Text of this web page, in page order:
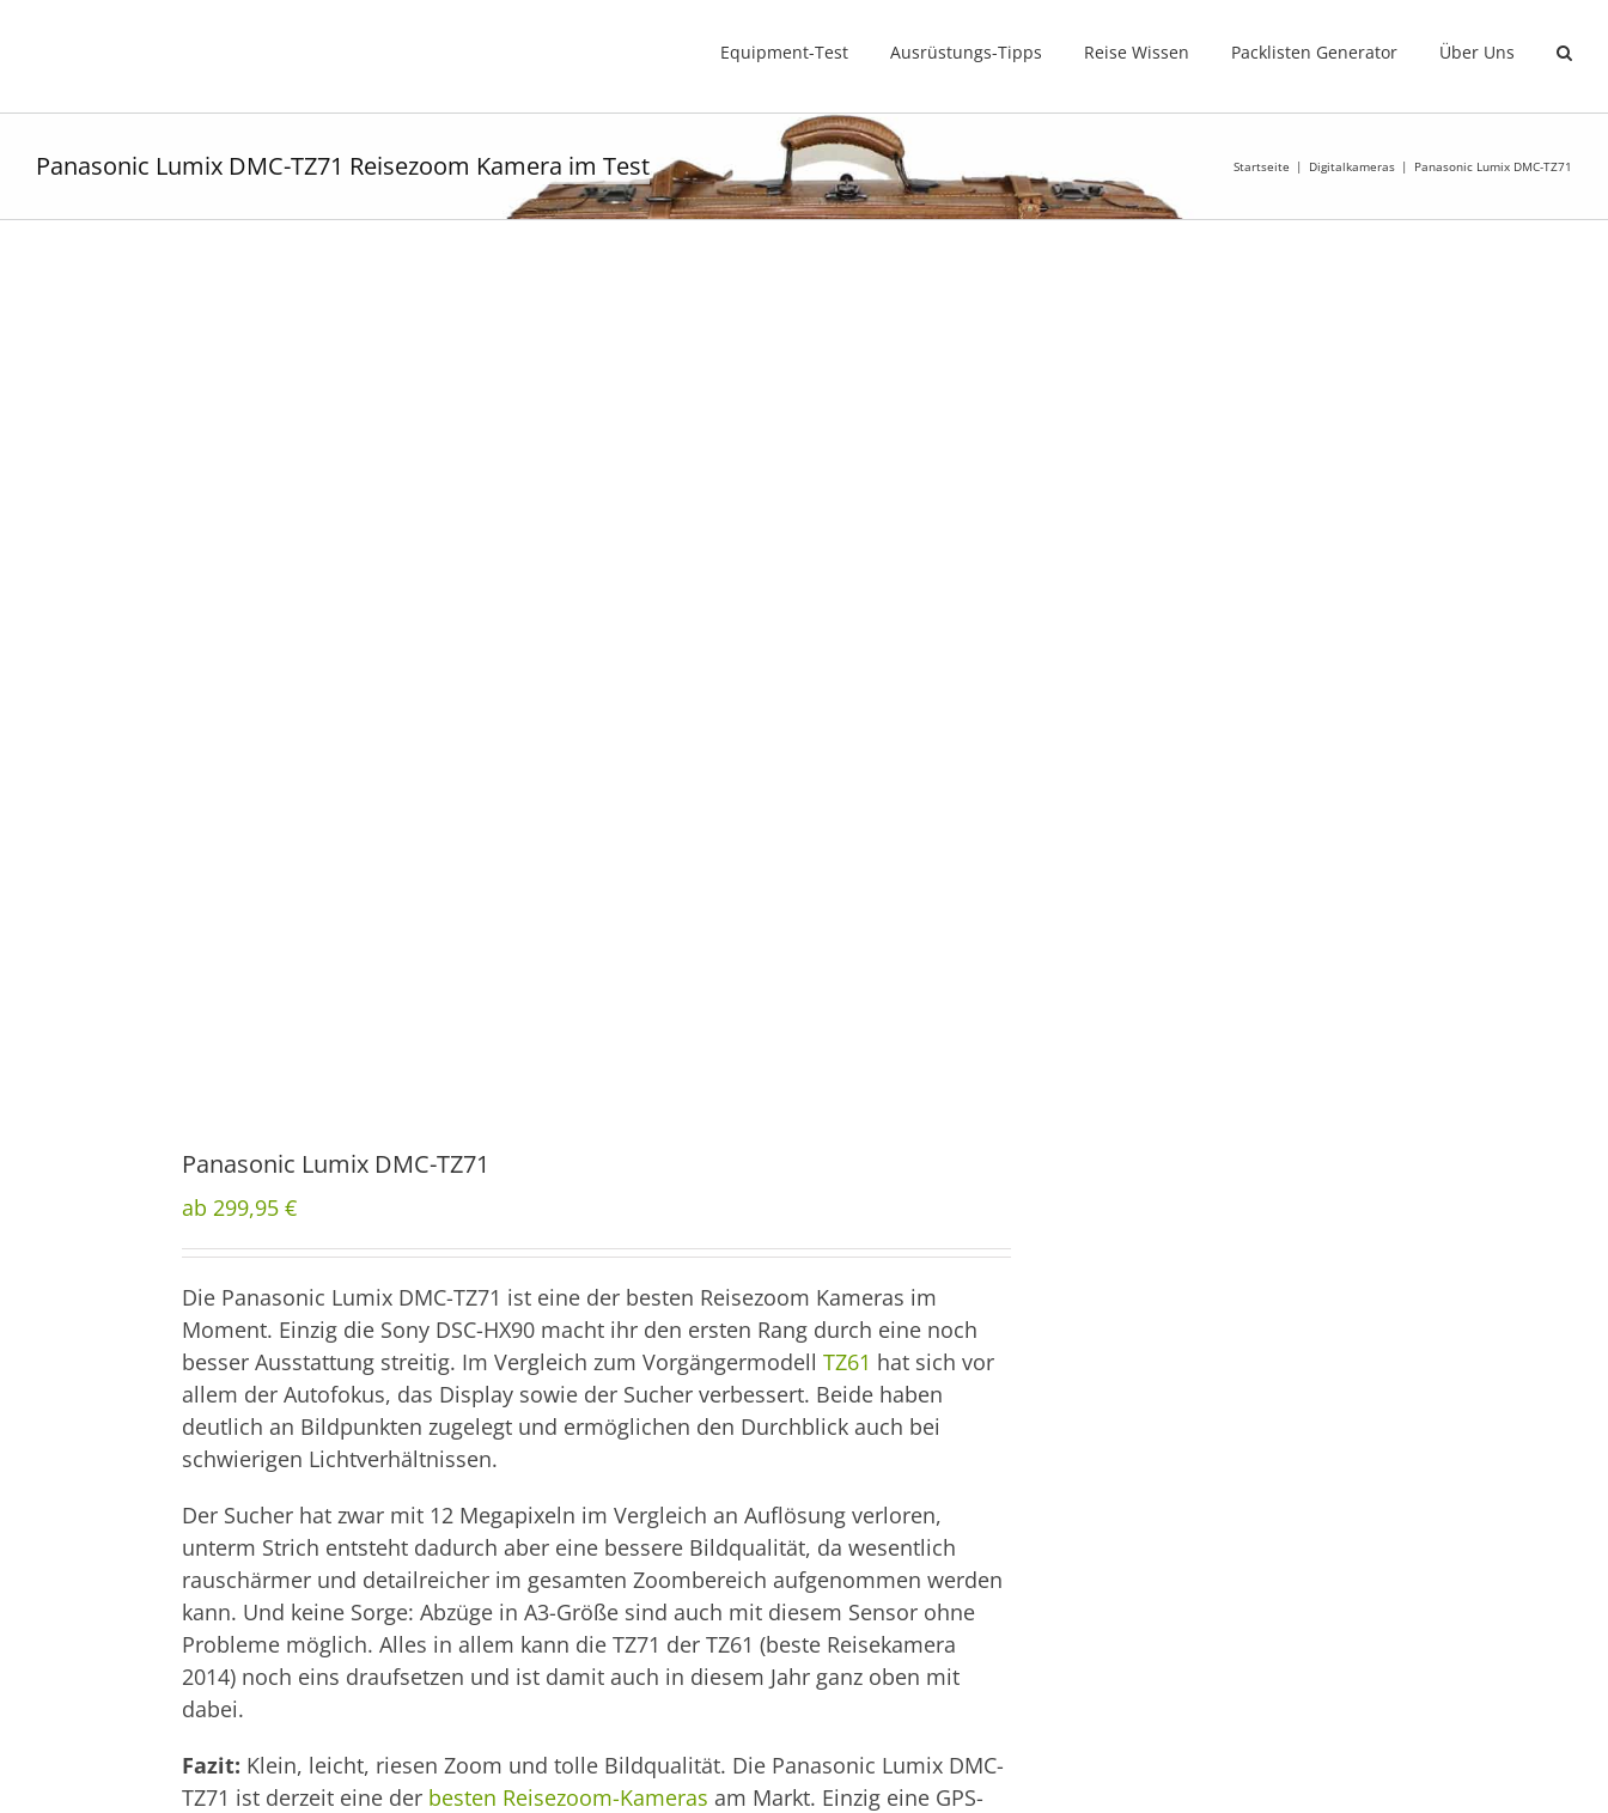
Equipment-Test Ausrüstungs-Tipps Reise Wissen Packlisten Generator Über Uns
Panasonic Lumix DMC-TZ71 Reisezoom Kamera im Test Startseite Digitalkameras Panasonic Lumix DMC-TZ71
Panasonic Lumix DMC-TZ71
ab 299,95 €
Die Panasonic Lumix DMC-TZ71 ist eine der besten Reisezoom Kameras im
Moment. Einzig die Sony DSC-HX90 macht ihr den ersten Rang durch eine noch
besser Ausstattung streitig. Im Vergleich zum Vorgängermodell TZ61 hat sich vor
allem der Autofokus, das Display sowie der Sucher verbessert. Beide haben
deutlich an Bildpunkten zugelegt und ermöglichen den Durchblick auch bei
schwierigen Lichtverhältnissen.
Der Sucher hat zwar mit 12 Megapixeln im Vergleich an Auflösung verloren,
unterm Strich entsteht dadurch aber eine bessere Bildqualität, da wesentlich
rauschärmer und detailreicher im gesamten Zoombereich aufgenommen werden
kann. Und keine Sorge: Abzüge in A3-Größe sind auch mit diesem Sensor ohne
Probleme möglich. Alles in allem kann die TZ71 der TZ61 (beste Reisekamera
2014) noch eins draufsetzen und ist damit auch in diesem Jahr ganz oben mit
dabei.
Fazit: Klein, leicht, riesen Zoom und tolle Bildqualität. Die Panasonic Lumix DMC-
TZ71 ist derzeit eine der besten Reisezoom-Kameras am Markt. Einzig eine GPS-